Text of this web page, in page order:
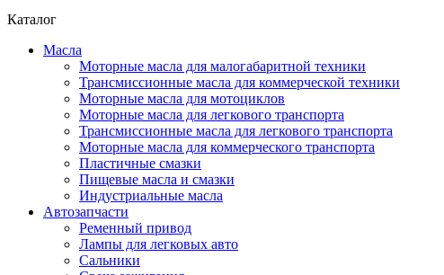
Каталог
Масла
Моторные масла для малогабаритной техники
Трансмиссионные масла для коммерческой техники
Моторные масла для мотоциклов
Моторные масла для легкового транспорта
Трансмиссионные масла для легкового транспорта
Моторные масла для коммерческого транспорта
Пластичные смазки
Пищевые масла и смазки
Индустриальные масла
Автозапчасти
Ременный привод
Лампы для легковых авто
Сальники